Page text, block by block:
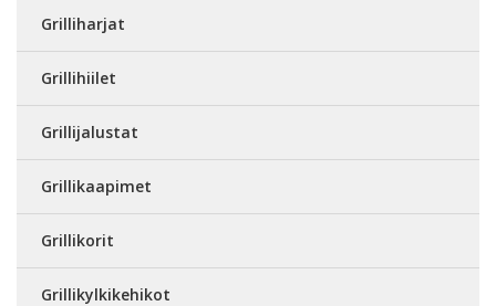
Grilliharjat
Grillihiilet
Grillijalustat
Grillikaapimet
Grillikorit
Grillikylkikehikot